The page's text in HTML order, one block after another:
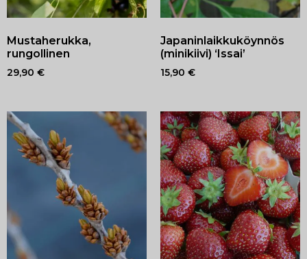
Mustaherukka,
rungollinen
29,90 €
Japaninlaikkuköynnös
(minikiivi) ‘Issai’
15,90 €